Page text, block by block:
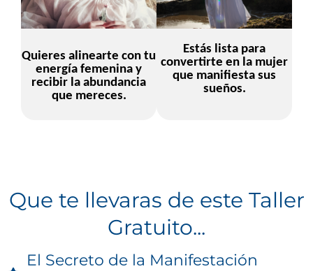
Quieres alinearte con tu
energía femenina y
recibir la abundancia
que mereces.
Estás lista para
convertirte en la mujer
que manifiesta sus
sueños.
Que te llevaras de este Taller
Gratuito...
El Secreto de la Manifestación